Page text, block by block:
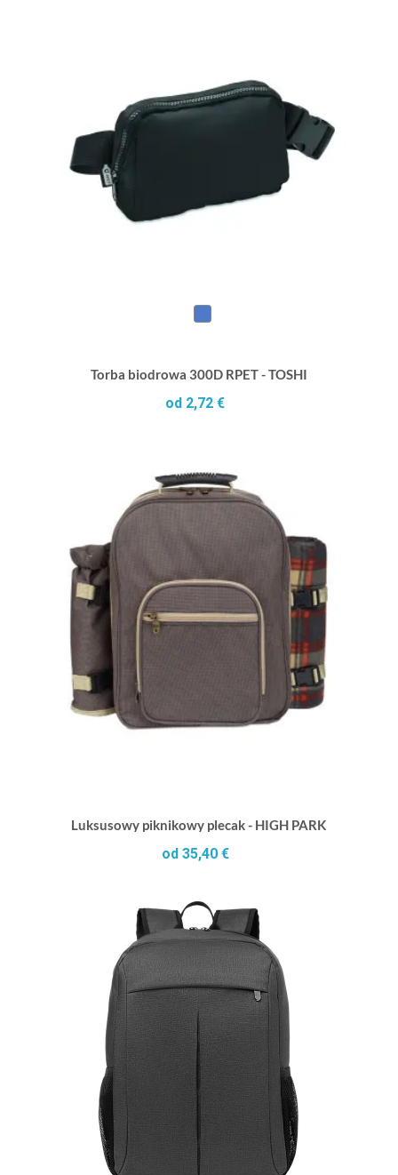
Torba biodrowa 300D RPET - TOSHI
od 2,72 €
Luksusowy piknikowy plecak - HIGH PARK
od 35,40 €